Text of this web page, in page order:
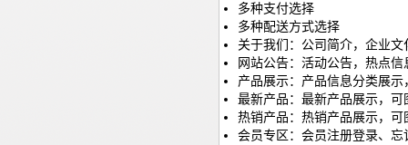
多种支付选择
多种配送方式选择
关于我们：公司简介，企业
网站公告：活动公告，热点信
产品展示：产品信息分类展
最新产品：最新产品展示，
热销产品：热销产品展示，
会员专区：会员注册登录、